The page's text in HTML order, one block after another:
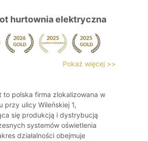
hurtownia elektryczna
Pokaż więcej >>
to polska firma zlokalizowana w
przy ulicy Wileńskiej 1,
się produkcją i dystrybucją
systemów oświetlenia
działalności obejmuje